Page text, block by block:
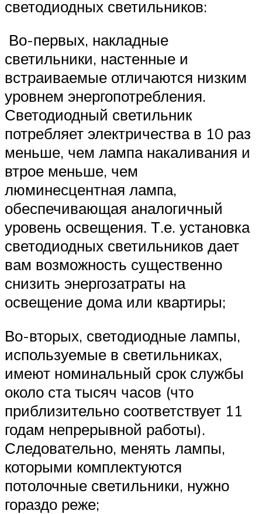
светодиодных светильников:
Во-первых, накладные
светильники, настенные и
встраиваемые отличаются низким
уровнем энергопотребления.
Светодиодный светильник
потребляет электричества в 10 раз
меньше, чем лампа накаливания и
втрое меньше, чем
люминесцентная лампа,
обеспечивающая аналогичный
уровень освещения. Т.е. установка
светодиодных светильников дает
вам возможность существенно
снизить энергозатраты на
освещение дома или квартиры;
Во-вторых, светодиодные лампы,
используемые в светильниках,
имеют номинальный срок службы
около ста тысяч часов (что
приблизительно соответствует 11
годам непрерывной работы).
Следовательно, менять лампы,
которыми комплектуются
потолочные светильники, нужно
гораздо реже;